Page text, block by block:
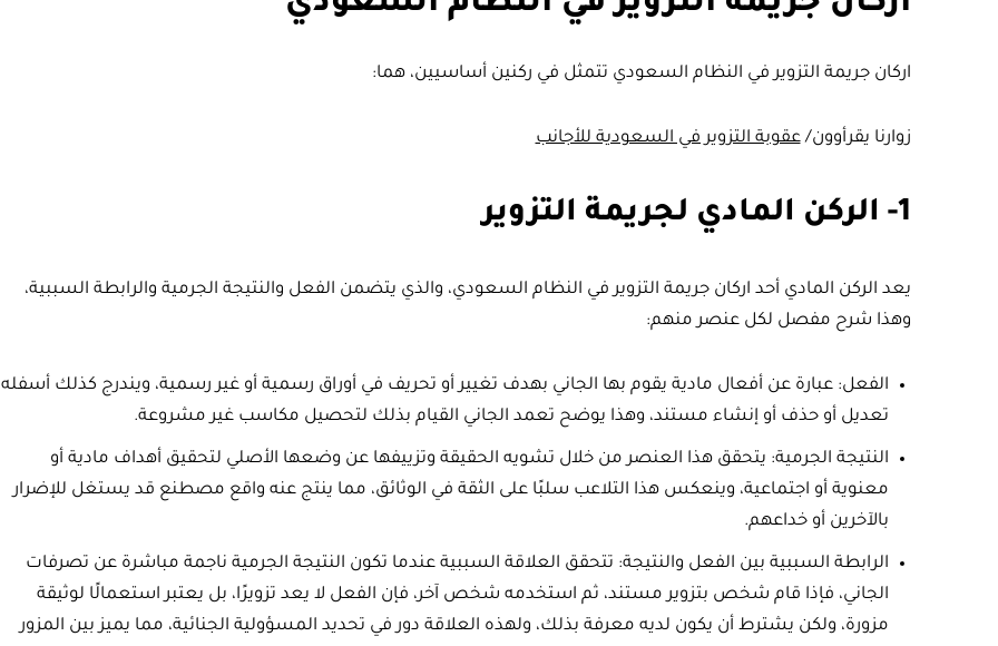
اركان جريمة التزوير في النظام السعودي تتمثل في ركنين أساسيين، هما:
زوارنا يقرأوون/عقوبة التزوير في السعودية للأجانب
1- الركن المادي لجريمة التزوير
يعد الركن المادي أحد اركان جريمة التزوير في النظام السعودي، والذي يتضمن الفعل والنتيجة الجرمية والرابطة السببية،
وهذا شرح مفصل لكل عنصر منهم:
الفعل: عبارة عن أفعال مادية يقوم بها الجاني بهدف تغيير أو تحريف في أوراق رسمية أو غير رسمية، ويندرج كذلك أسفله
تعديل أو حذف أو إنشاء مستند، وهذا يوضح تعمد الجاني القيام بذلك لتحصيل مكاسب غير مشروعة.
النتيجة الجرمية: يتحقق هذا العنصر من خلال تشويه الحقيقة وتزييفها عن وضعها الأصلي لتحقيق أهداف مادية أو
معنوية أو اجتماعية، وينعكس هذا التلاعب سلبًا على الثقة في الوثائق، مما ينتج عنه واقع مصطنع قد يستغل للإضرار
بالآخرين أو خداعهم.
الرابطة السببية بين الفعل والنتيجة: تتحقق العلاقة السببية عندما تكون النتيجة الجرمية ناجمة مباشرة عن تصرفات
الجاني، فإذا قام شخص بتزوير مستند، ثم استخدمه شخص آخر، فإن الفعل لا يعد تزويرًا، بل يعتبر استعمالًا لوثيقة
مزورة، ولكن يشترط أن يكون لديه معرفة بذلك، ولهذه العلاقة دور في تحديد المسؤولية الجنائية، مما يميز بين المزور